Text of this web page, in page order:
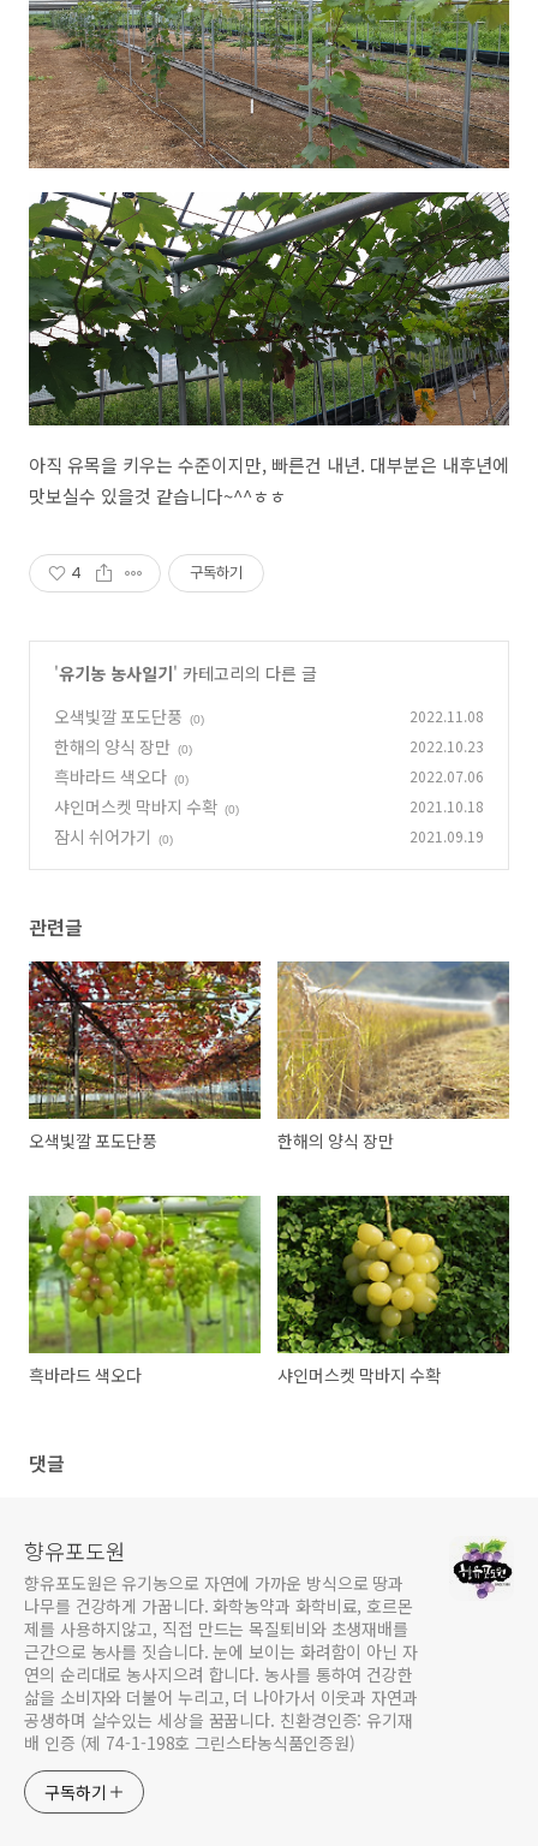
아직 유목을 키우는 수준이지만, 빠른건 내년. 대부분은 내후년에
맛보실수 있을것 같습니다~^^ㅎㅎ
4 구독하기
'유기농 농사일기' 카테고리의 다른 글
오색빛깔 포도단풍
(0) 2022.11.08
한해의 양식 장만 (0) 2022.10.23
흑바라드 색오다 (0) 2022.07.06
샤인머스켓 막바지 수확 (0) 2021.10.18
잠시 쉬어가기 (0) 2021.09.19
관련글
오색빛깔 포도단풍 한해의 양식 장만
흑바라드 색오다 샤인머스켓 막바지 수확
댓글
향유포도원
향유포도원은 유기농으로 자연에 가까운 방식으로 땅과
나무를 건강하게 가꿉니다. 화학농약과 화학비료, 호르몬
제를 사용하지않고, 직접 만드는 목질퇴비와 초생재배를
근간으로 농사를 짓습니다. 눈에 보이는 화려함이 아닌 자
연의 순리대로 농사지으려 합니다. 농사를 통하여 건강한
삶을 소비자와 더불어 누리고, 더 나아가서 이웃과 자연과
공생하며 살수있는 세상을 꿈꿉니다. 친환경인증: 유기재
배 인증 (제 74-1-198호 그린스타농식품인증원)
구독하기